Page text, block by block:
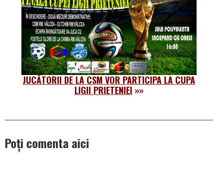
JUCĂTORII DE LA CSM VOR PARTICIPA LA CUPA
LIGII PRIETENIEI »»
Poți comenta aici